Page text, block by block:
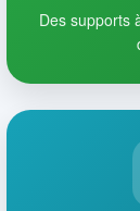
Des supports